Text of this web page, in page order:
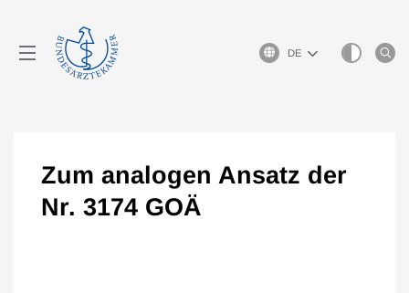
Sprachauswahl
Zum analogen Ansatz der
Nr. 3174 GOÄ